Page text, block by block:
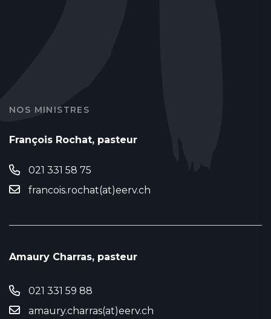
NOS MINISTRES
François Rochat, pasteur
021 331 58 75
francois.rochat(at)eerv.ch
Amaury Charras, pasteur
021 331 59 88
amaury.charras(at)eerv.ch